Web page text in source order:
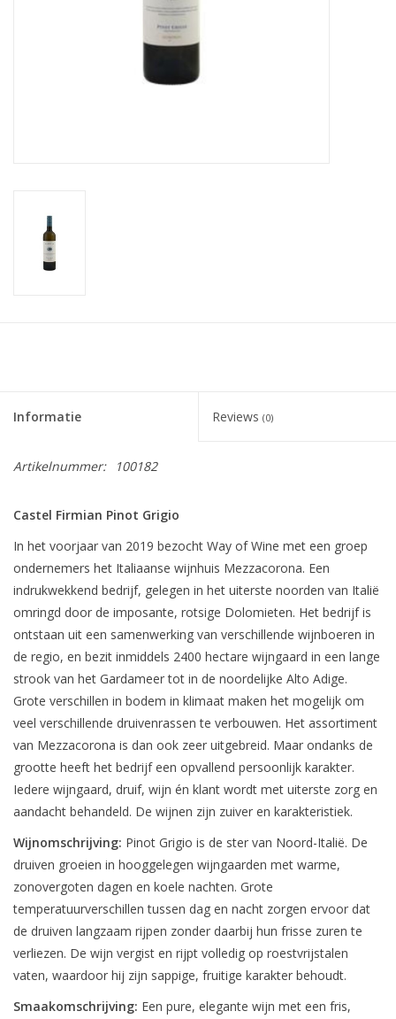
Informatie Reviews (0)
Artikelnummer: 100182
Castel Firmian Pinot Grigio
In het voorjaar van 2019 bezocht Way of Wine met een groep
ondernemers het Italiaanse wijnhuis Mezzacorona. Een
indrukwekkend bedrijf, gelegen in het uiterste noorden van Italië
omringd door de imposante, rotsige Dolomieten. Het bedrijf is
ontstaan uit een samenwerking van verschillende wijnboeren in
de regio, en bezit inmiddels 2400 hectare wijngaard in een lange
strook van het Gardameer tot in de noordelijke Alto Adige.
Grote verschillen in bodem in klimaat maken het mogelijk om
veel verschillende druivenrassen te verbouwen. Het assortiment
van Mezzacorona is dan ook zeer uitgebreid. Maar ondanks de
grootte heeft het bedrijf een opvallend persoonlijk karakter.
Iedere wijngaard, druif, wijn én klant wordt met uiterste zorg en
aandacht behandeld. De wijnen zijn zuiver en karakteristiek.
Wijnomschrijving: Pinot Grigio is de ster van Noord-Italië. De
druiven groeien in hooggelegen wijngaarden met warme,
zonovergoten dagen en koele nachten. Grote
temperatuurverschillen tussen dag en nacht zorgen ervoor dat
de druiven langzaam rijpen zonder daarbij hun frisse zuren te
verliezen. De wijn vergist en rijpt volledig op roestvrijstalen
vaten, waardoor hij zijn sappige, fruitige karakter behoudt.
Smaakomschrijving: Een pure, elegante wijn met een fris,